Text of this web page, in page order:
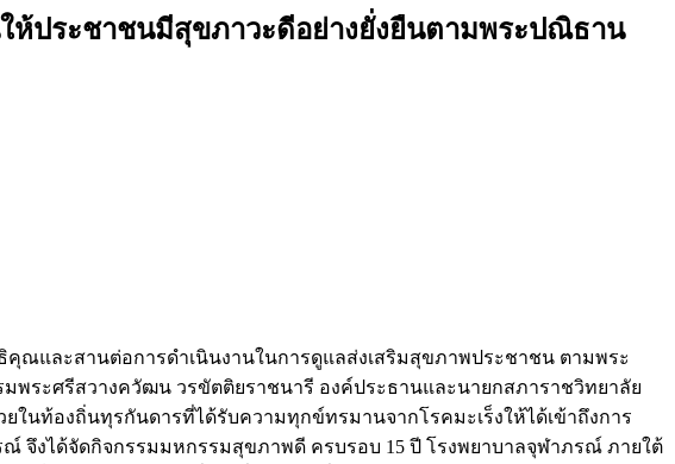
ห้ประชาชนมีสุขภาวะดีอย่างยั่งยืนตามพระปณิธาน
ณและสานต่อการดำเนินงานในการดูแลส่งเสริมสุขภาพประชาชน ตามพระ
พระศรีสวางควัฒน วรขัตติยราชนารี องค์ประธานและนายกสภาราชวิทยาลัย
นท้องถิ่นทุรกันดารที่ได้รับความทุกข์ทรมานจากโรคมะเร็งให้ได้เข้าถึงการ
งได้จัดกิจกรรมมหกรรมสุขภาพดี ครบรอบ 15 ปี โรงพยาบาลจุฬาภรณ์ ภายใต้